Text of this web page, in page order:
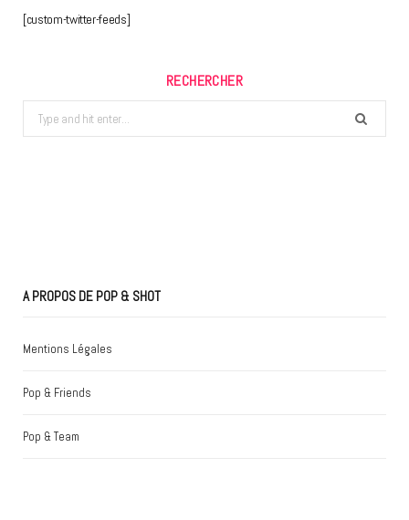
[custom-twitter-feeds]
RECHERCHER
Search
for:
A PROPOS DE POP & SHOT
Mentions Légales
Pop & Friends
Pop & Team